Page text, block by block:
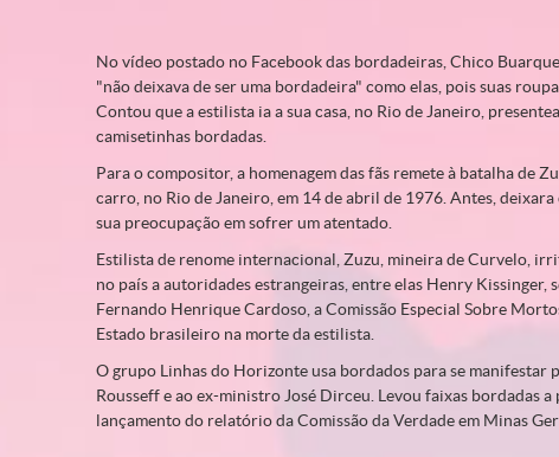
No vídeo postado no Facebook das bordadeiras, Chico
"não deixava de ser uma bordadeira" como elas, pois suas
Contou que a estilista ia a sua casa, no Rio de Janeiro,
camisetinhas bordadas.
Para o compositor, a homenagem das fãs remete à batalha de
carro, no Rio de Janeiro, em 14 de abril de 1976. Antes,
sua preocupação em sofrer um atentado.
Estilista de renome internacional, Zuzu, mineira de Curvelo,
no país a autoridades estrangeiras, entre elas Henry
Fernando Henrique Cardoso, a Comissão Especial Sobre
Estado brasileiro na morte da estilista.
O grupo Linhas do Horizonte usa bordados para se
Rousseff e ao ex-ministro José Dirceu. Levou faixas bordadas
lançamento do relatório da Comissão da Verdade em Minas